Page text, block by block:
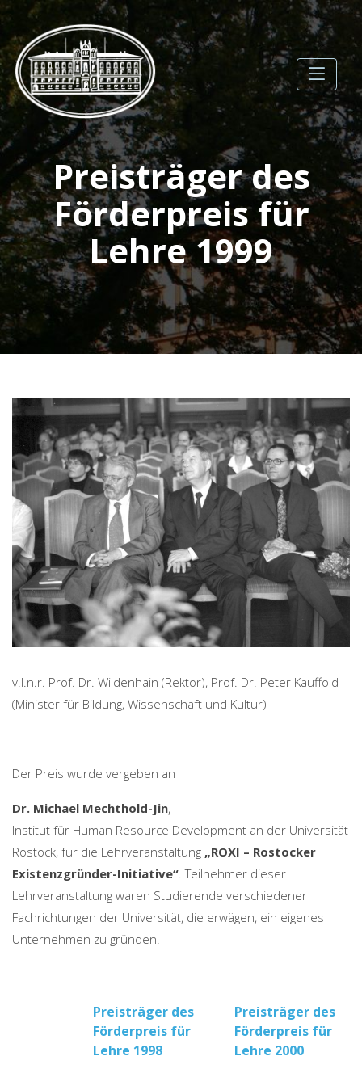
Skip
content
Gesellschaft der
Förderer der
Universität Rostock e.V.
Preisträger des
Förderpreis für
Lehre 1999
v.l.n.r. Prof. Dr. Wildenhain (Rektor), Prof. Dr. Peter Kauffold
(Minister für Bildung, Wissenschaft und Kultur)
Der Preis wurde vergeben an
Dr. Michael Mechthold-Jin,
Institut für Human Resource Development an der Universität
Rostock, für die Lehrveranstaltung „ROXI – Rostocker
Existenzgründer-Initiative“. Teilnehmer dieser
Lehrveranstaltung waren Studierende verschiedener
Fachrichtungen der Universität, die erwägen, ein eigenes
Unternehmen zu gründen.
Beitragsnavigation
Preisträger des
Förderpreis für
Lehre 1998
Preisträger des
Förderpreis für
Lehre 2000